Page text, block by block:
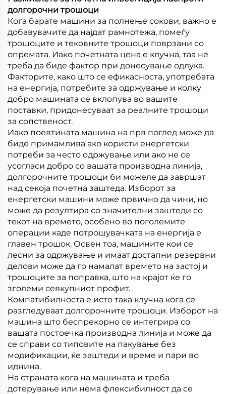
долгорочни трошоци
Кога барате машини за полнење сокови, важно е
добавувачите да најдат рамнотежа, помеѓу
трошоците и тековните трошоци поврзани со
опремата. Иако почетната цена е клучна, таа не
треба да биде фактор при донесување одлука.
Факторите, како што се ефикасноста, употребата
на енергија, потребите за одржување и колку
добро машината се вклопува во вашите
поставки, придонесуваат за реалните трошоци
за сопственост.
Иако поевтината машина на прв поглед може да
биде примамлива ако користи енергетски
потреби за често одржување или ако не се
усогласи добро со вашата производна линија,
долгорочните трошоци би можеле да завршат
над секоја почетна заштеда. Изборот за
енергетски машини може првично да чини, но
може да резултира со значителни заштеди со
текот на времето, особено во поголемите
операции каде потрошувачката на енергија е
главен трошок. Освен тоа, машините кои се
лесни за одржување и имаат достапни резервни
делови може да го намалат времето на застој и
трошоците за поправка, што на крајот ќе го
зголеми севкупниот профит.
Компатибилноста е исто така клучна кога се
разгледуваат долгорочните трошоци. Изборот на
машина што беспрекорно се интегрира со
вашата постоечка производна линија и може да
се справи со типовите на пакување без
модификации, ќе заштеди и време и пари во
иднина.
На страната кога на машината и треба
дотерување или нема флексибилност да се